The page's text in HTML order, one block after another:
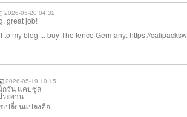
2026-05-20 04:32
great job!
to my blog ... buy The tenco Germany: https://
2026-05-19 10:15
กวัน แคปซูล
ระทาน
เปลี่ยนแปลงคือ.